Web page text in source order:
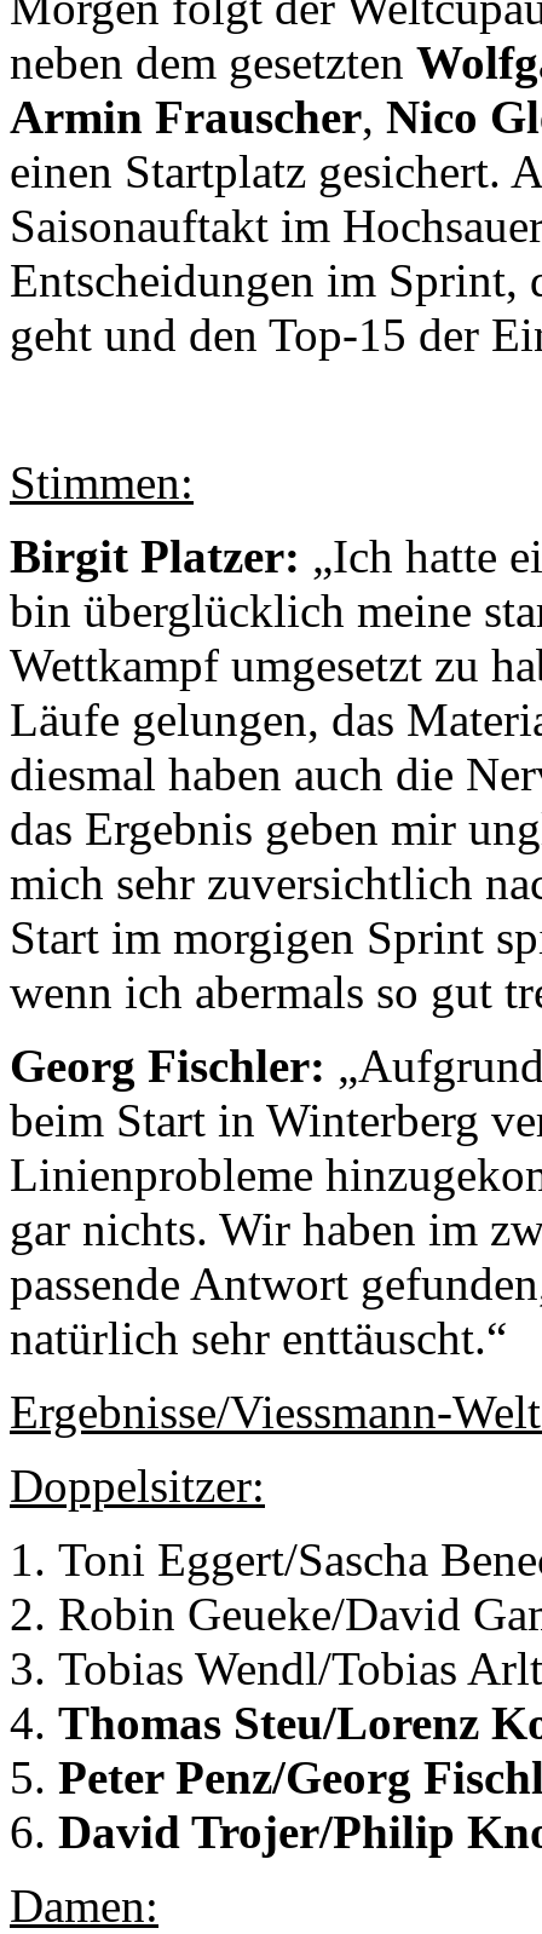
neben dem gesetzten
Armin Frauscher, Nico
einen Startplatz gesichert.
Saisonauftakt im
Entscheidungen im Sprint,
geht und den Top-15 der
Stimmen:
Birgit Platzer: „Ich hatte
bin überglücklich meine
Wettkampf umgesetzt zu
Läufe gelungen, das
diesmal haben auch die
das Ergebnis geben mir
mich sehr zuversichtlich
Start im morgigen Sprint
wenn ich abermals so gut
Georg Fischler:
beim Start in Winterberg
Linienprobleme
gar nichts. Wir haben im
passende Antwort
natürlich sehr enttäuscht.“
Ergebnisse/Viessmann-
Doppelsitzer:
Toni Eggert/Sascha
Robin Geueke/David
Tobias Wendl/Tobias
Thomas Steu/Lorenz
Peter Penz/Georg
David Trojer/Philip
Damen: